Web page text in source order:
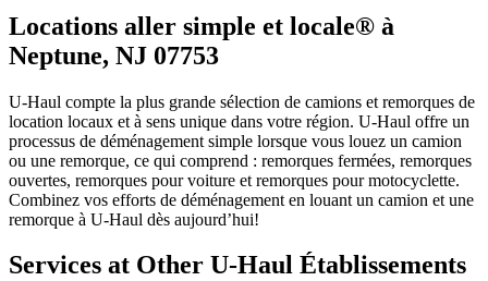
Locations aller simple et locale® à
Neptune, NJ 07753
U-Haul compte la plus grande sélection de camions et remorques de
location locaux et à sens unique dans votre région. U-Haul offre un
processus de déménagement simple lorsque vous louez un camion
ou une remorque, ce qui comprend : remorques fermées, remorques
ouvertes, remorques pour voiture et remorques pour motocyclette.
Combinez vos efforts de déménagement en louant un camion et une
remorque à U-Haul dès aujourd’hui!
Services at Other U-Haul Établissements